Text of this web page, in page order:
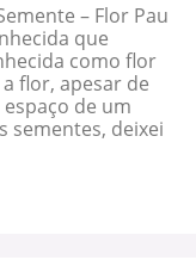
– Flor Pau
que
como flor
flor, apesar de
de um
sementes, deixei